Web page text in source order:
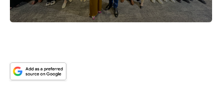
全球市场洞察